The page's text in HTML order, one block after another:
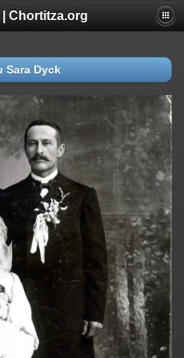
Chortitza.org
Sara Dyck